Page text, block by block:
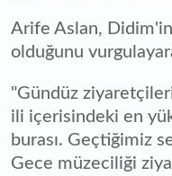
Arife Aslan,
olduğunu
"Gündüz
ili içerisindeki en
burası. Geçtiğimiz
Gece müzeciliği